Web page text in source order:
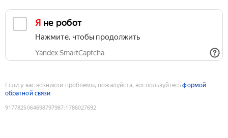
Я не робот
Нажмите, чтобы продолжить
Yandex SmartCaptcha
Если у вас возникли проблемы, пожалуйста, воспользуйтесьформой
обратной связи
9177825064698797987:1786027692